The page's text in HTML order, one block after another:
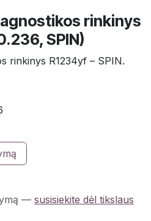
rinkinys
SPIN)
rinkinys R1234yf – SPIN.
— susisiekite dėl tikslaus